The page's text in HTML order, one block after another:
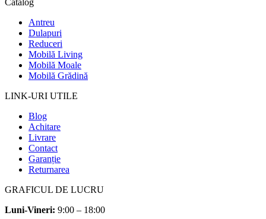
Antreu
Dulapuri
Reduceri
Mobilă Living
Mobilă Moale
Mobilă Grădină
LINK-URI UTILE
Blog
Achitare
Livrare
Contact
Garanție
Returnarea
GRAFICUL DE LUCRU
Luni-Vineri: 9:00 – 18:00